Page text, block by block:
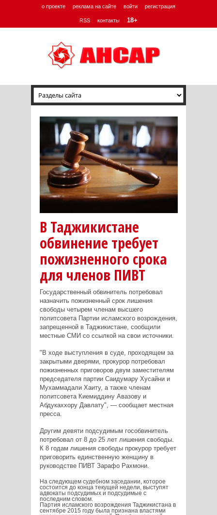
о проекте реклама на сайте войти регистрация
RSS контакты 18+
В Таджикистане
обвинение требует
пожизненного срока
для членов ПИВТ
Государственный обвинитель потребовал
назначить пожизненный срок лишения
свободы четырем членам высшего
политсовета Партии исламского возрождения,
запрещенной в Таджикистане, сообщили
местные СМИ со ссылкой на свои источники.
"В ходе выступления в суде, проходящем за
закрытыми дверями, прокурор потребовал
пожизненных приговоров двум заместителям
председателя партии Саидумару Хусайни и
Мухаммадали Хаиту, а также членам
политсовета Киемиддину Авазову и
Абдукаххору Давлату", — сообщает местная
пресса.
Другим девяти подсудимым гособвинитель
потребовал от 8 до 25 лет лишения свободы.
К 8 годам лишения свободы прокурор требует
приговорить единственную женщину в
руководстве ПИВТ Зарафо Рахмони.
На следующем судебном заседании, которое
состоится до конца текущей недели, выступят
адвокаты подсудимых и подсудимые с
последним словом.
Партия исламского возрождения Таджикистана в
сентябре 2015 году была признана властями